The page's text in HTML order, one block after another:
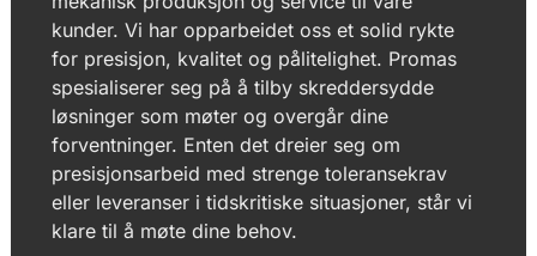
kunder. Vi har opparbeidet oss et solid rykte
for presisjon, kvalitet og pålitelighet. Promas
spesialiserer seg på å tilby skreddersydde
løsninger som møter og overgår dine
forventninger. Enten det dreier seg om
presisjonsarbeid med strenge toleransekrav
eller leveranser i tidskritiske situasjoner, står vi
klare til å møte dine behov.